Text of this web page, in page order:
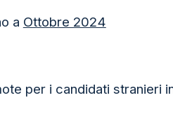
a Ottobre 2024
per i candidati stranieri